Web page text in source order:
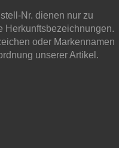
Nr. dienen nur zu
Herkunftsbezeichnungen.
oder Markennamen
unserer Artikel.